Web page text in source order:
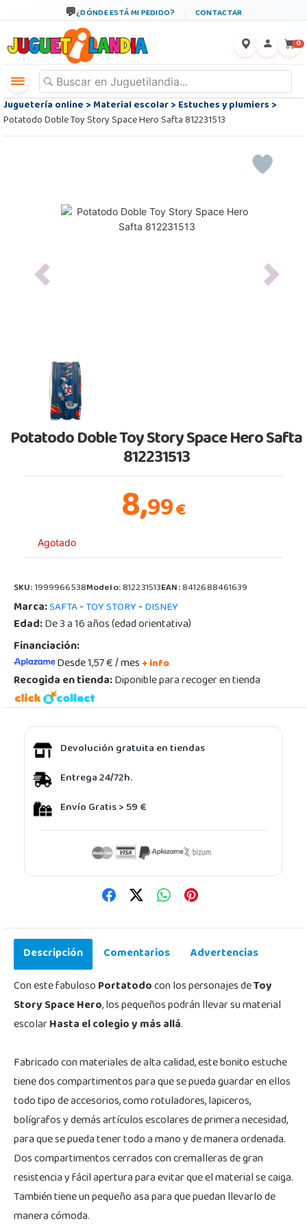
¿DÓNDE ESTÁ MI PEDIDO? CONTACTAR
0
Juguetería online>Material escolar>Estuches y plumiers>
Potatodo Doble Toy Story Space Hero Safta 812231513
Previous Next
Potatodo Doble Toy Story Space Hero Safta
812231513
8,99€
Agotado
SKU:1999966538Modelo:812231513EAN:8412688461639
Marca:SAFTA-TOY STORY-DISNEY
Edad:De 3 a 16 años (edad orientativa)
Financiación:
Desde 1,57 € / mes+ info
Recogida en tienda:Diponible para recoger en tienda
Devolución gratuita en tiendas
Entrega 24/72h.
Envío Gratis > 59 €
Descripción Comentarios
Advertencias
Con este fabulosoPortatodocon los personajes deToy
Story Space Hero, los pequeños podrán llevar su material
escolarHasta el colegio y más allá.
Fabricado con materiales de alta calidad, este bonito estuche
tiene dos compartimentos para que se pueda guardar en ellos
todo tipo de accesorios, como rotuladores, lapiceros,
bolígrafos y demás artículos escolares de primera necesidad,
para que se pueda tener todo a mano y de manera ordenada.
Dos compartimentos cerrados con cremalleras de gran
resistencia y fácil apertura para evitar que el material se caiga.
También tiene un pequeño asa para que puedan llevarlo de
manera cómoda.